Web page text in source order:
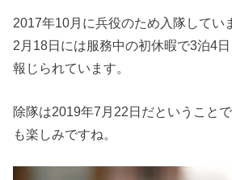
2017年10月に兵役のため入隊してい
2月18日には服務中の初休暇で3泊4
報じられています。
除隊は2019年7月22日だということ
も楽しみですね。